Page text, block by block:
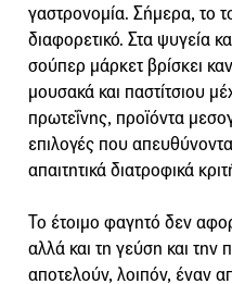
γαστρονομία. Σήμερα, το
διαφορετικό. Στα ψυγεία
σούπερ μάρκετ βρίσκει
μουσακά και παστίτσιου
πρωτεΐνης, προϊόντα
επιλογές που
απαιτητικά διατροφικά
Το έτοιμο φαγητό δεν
αλλά και τη γεύση και την
αποτελούν, λοιπόν, έναν